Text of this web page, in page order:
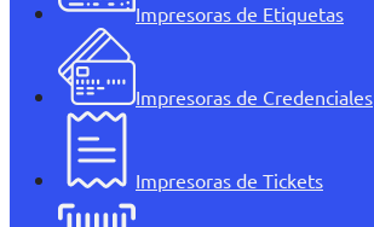
Impresoras de Etiquetas
Impresoras de Credenciales
Impresoras de Tickets